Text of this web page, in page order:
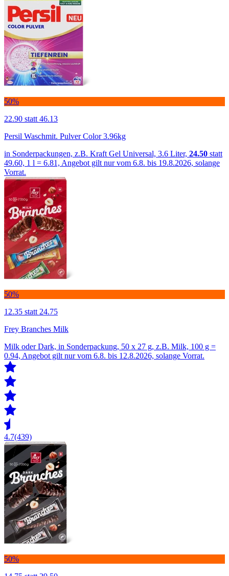
50%
22.90 statt 46.13
Persil Waschmit. Pulver Color 3.96kg
in Sonderpackungen, z.B. Kraft Gel Universal, 3.6 Liter, 24.50 statt
49.60, 1 l = 6.81, Angebot gilt nur vom 6.8. bis 19.8.2026, solange
Vorrat.
50%
12.35 statt 24.75
Frey Branches Milk
Milk oder Dark, in Sonderpackung, 50 x 27 g, z.B. Milk, 100 g =
0.94, Angebot gilt nur vom 6.8. bis 12.8.2026, solange Vorrat.
4.7(439)
50%